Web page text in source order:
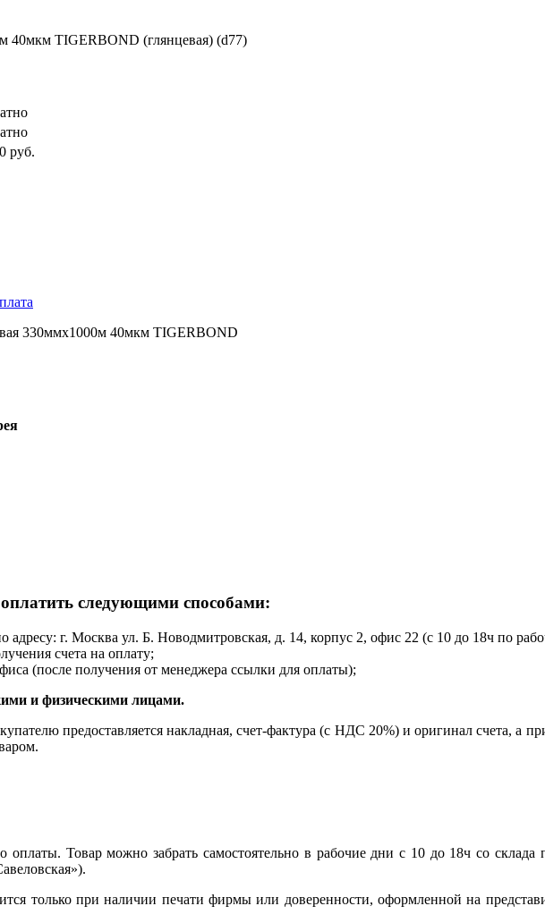
40мкм TIGERBOND (глянцевая) (d77)
руб.
330ммх1000м 40мкм TIGERBOND
следующими способами:
г. Москва ул. Б. Новодмитровская, д. 14, корпус 2, офис 22 (с 10 до 18ч по
счета на оплату;
(после получения от менеджера ссылки для оплаты);
и физическими лицами.
предоставляется накладная, счет-фактура (с НДС 20%) и оригинал счета, а
оплаты. Товар можно забрать самостоятельно в рабочие дни с 10 до 18ч со склада
только при наличии печати фирмы или доверенности, оформленной на